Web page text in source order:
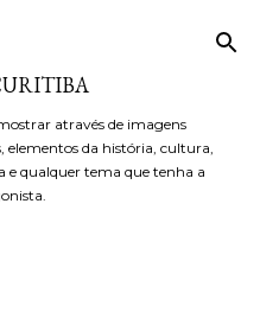
através de imagens
elementos da história, cultura,
qualquer tema que tenha a